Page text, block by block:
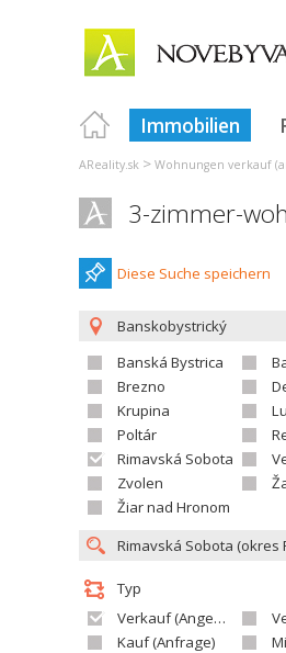
Immobilien
AReality.sk > Wohnungen verkauf
3-zimmer-
Diese Suche speichern
Banskobystrický
Banská Bystrica
Brezno
Krupina
Poltár
Rimavská Sobota
Zvolen
Žiar nad Hronom
Typ
Verkauf (Angebot)
Kauf (Anfrage)